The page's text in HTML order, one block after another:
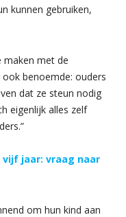
kunnen gebruiken,
maken met de
benoemde: ouders
dat ze steun nodig
eigenlijk alles zelf
jaar: vraag naar
om hun kind aan